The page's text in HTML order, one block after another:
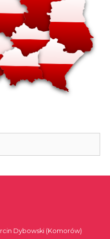
Dybowski (Komorów)